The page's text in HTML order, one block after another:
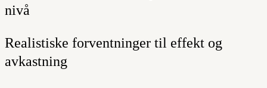
nivå
Realistiske forventninger til effekt og
avkastning